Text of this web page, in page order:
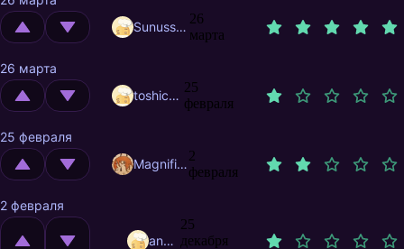
Sunusstex
26
марта
26 марта
toshic1109
25
февраля
25 февраля
MagnificentMrFox
2
февраля
2 февраля
andrik85
25
декабря